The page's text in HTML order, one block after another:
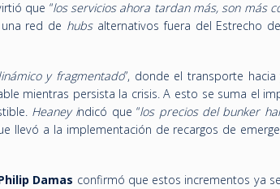
que “los servicios ahora tardan más, son más
red de hubsalternativos fuera del Estrecho
y fragmentado”, donde el transporte hacia
mientras persista la crisis. A esto se suma el
Heaney indicó que “los precios del bunker
llevó a la implementación de recargos de
Damas confirmó que estos incrementos ya